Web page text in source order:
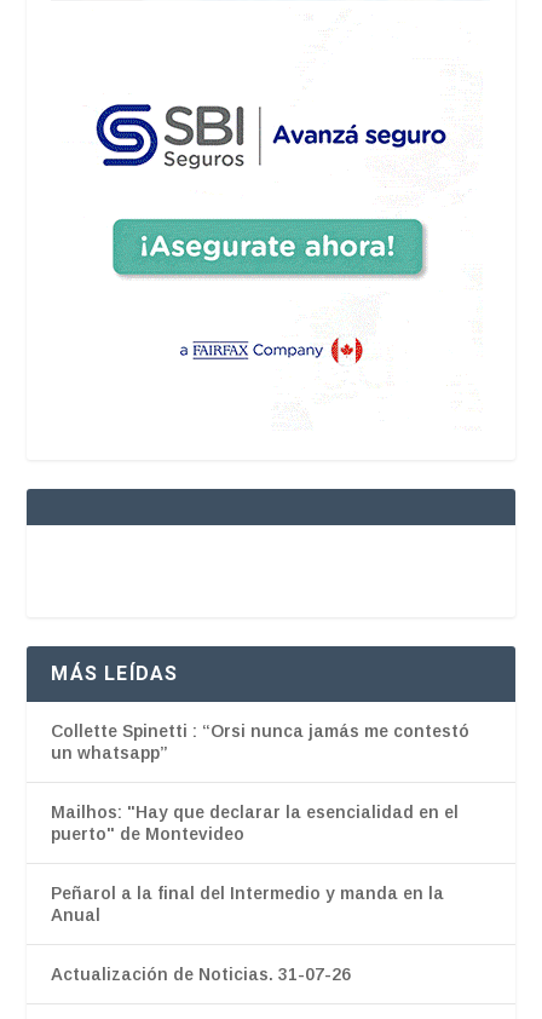
MÁS LEÍDAS
Collette Spinetti : “Orsi nunca jamás me contestó
un whatsapp”
Mailhos: "Hay que declarar la esencialidad en el
puerto" de Montevideo
Peñarol a la final del Intermedio y manda en la
Anual
Actualización de Noticias. 31-07-26